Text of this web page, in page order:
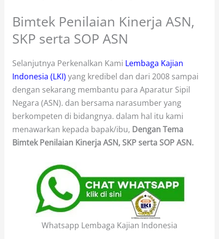
Bimtek Penilaian Kinerja ASN,
SKP serta SOP ASN
Selanjutnya Perkenalkan Kami Lembaga Kajian
Indonesia (LKI) yang kredibel dan dari 2008 sampai
dengan sekarang membantu para Aparatur Sipil
Negara (ASN). dan bersama narasumber yang
berkompeten di bidangnya. dalam hal itu kami
menawarkan kepada bapak/ibu, Dengan Tema
Bimtek Penilaian Kinerja ASN, SKP serta SOP ASN.
Whatsapp Lembaga Kajian Indonesia